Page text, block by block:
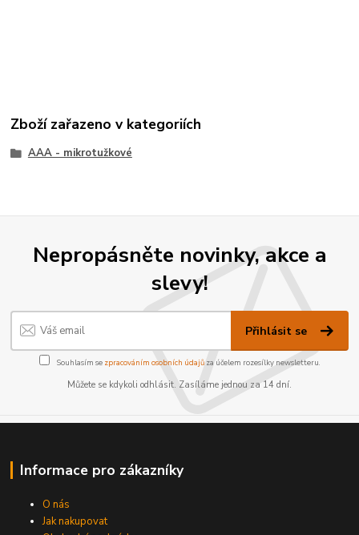
Zboží zařazeno v kategoriích
AAA - mikrotužkové
Nepropásněte novinky, akce a
slevy!
Přihlásit se
Souhlasím se zpracováním osobních údajůza účelem rozesílky newsletteru.
Můžete se kdykoli odhlásit. Zasíláme jednou za 14 dní.
Informace pro zákazníky
O nás
Jak nakupovat